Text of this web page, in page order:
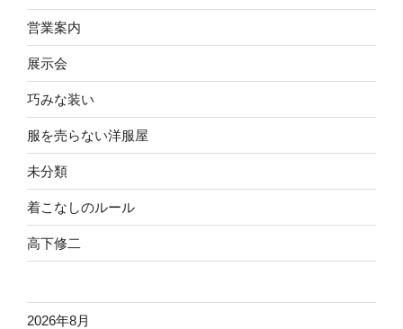
営業案内
展示会
巧みな装い
服を売らない洋服屋
未分類
着こなしのルール
高下修二
2026年8月